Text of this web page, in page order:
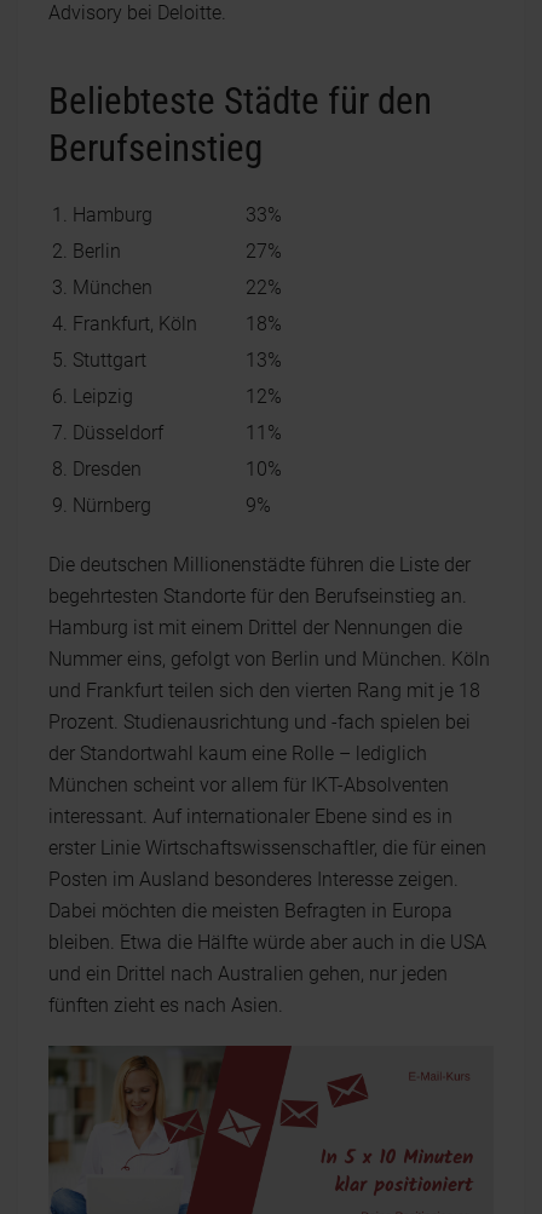
Advisory bei Deloitte.
Beliebteste Städte für den
Berufseinstieg
1. Hamburg
33%
2. Berlin
27%
3. München
22%
4. Frankfurt, Köln
18%
5. Stuttgart
13%
6. Leipzig
12%
7. Düsseldorf
11%
8. Dresden
10%
9. Nürnberg
9%
Die deutschen Millionenstädte führen die Liste der
begehrtesten Standorte für den Berufseinstieg an.
Hamburg ist mit einem Drittel der Nennungen die
Nummer eins, gefolgt von Berlin und München. Köln
und Frankfurt teilen sich den vierten Rang mit je 18
Prozent. Studienausrichtung und -fach spielen bei
der Standortwahl kaum eine Rolle – lediglich
München scheint vor allem für IKT-Absolventen
interessant. Auf internationaler Ebene sind es in
erster Linie Wirtschaftswissenschaftler, die für einen
Posten im Ausland besonderes Interesse zeigen.
Dabei möchten die meisten Befragten in Europa
bleiben. Etwa die Hälfte würde aber auch in die USA
und ein Drittel nach Australien gehen, nur jeden
fünften zieht es nach Asien.